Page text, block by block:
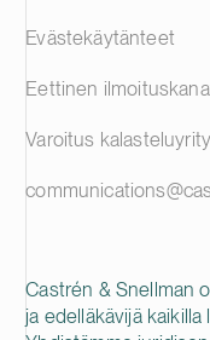
Castrén & Snellman
ja edelläkävijä kaikilla
Evästekäytänteet
Eettinen
Varoitus